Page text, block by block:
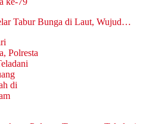
Tabur Bunga di Laut, Wujud…